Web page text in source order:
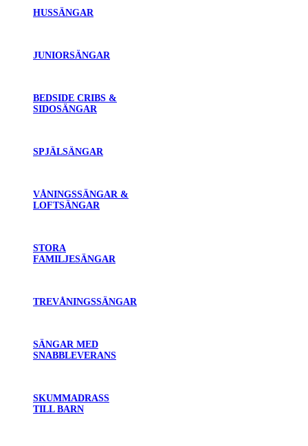
HUSSÄNGAR
JUNIORSÄNGAR
BEDSIDE CRIBS &
SIDOSÄNGAR
SPJÄLSÄNGAR
VÅNINGSSÄNGAR &
LOFTSÄNGAR
STORA
FAMILJESÄNGAR
TREVÅNINGSSÄNGAR
SÄNGAR MED
SNABBLEVERANS
SKUMMADRASS
TILL BARN